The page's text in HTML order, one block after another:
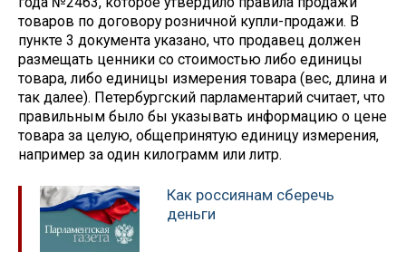
товаров по договору розничной купли-продажи. В
пункте 3 документа указано, что продавец должен
размещать ценники со стоимостью либо единицы
товара, либо единицы измерения товара (вес, длина и
так далее). Петербургский парламентарий считает, что
правильным было бы указывать информацию о цене
товара за целую, общепринятую единицу измерения,
например за один килограмм или литр.
Как россиянам сберечь
деньги